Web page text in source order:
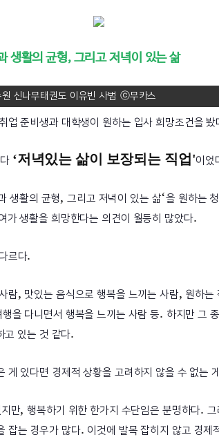
생활의 균형, 그리고 저녁이 있는 삶
신나무태권도 이유빈 사범
업 준비생과 대학생이 원하는 입사 희망조건을 봤
‘저녁있는 삶이 보장되는 직업'이었
생활의 균형, 그리고 저녁이 있는 삶‘을 원하는
가 생활을 희망한다는 의견이 월등히 많았다.
르다.
람, 맛있는 음식으로 행복을 느끼는 사람, 원하는
행을 다니면서 행복을 느끼는 사람 등. 하지만 그
고 있는 것 같다.
게 있다면 경제적 상황을 고려하지 않을 수 없는
만,행복하기 위한 한가지 수단임은 분명하다. 그
잡는 경우가 많다. 이것에 발목 잡히지 않고 경제